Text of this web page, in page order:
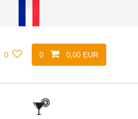
0 0 0,00 EUR